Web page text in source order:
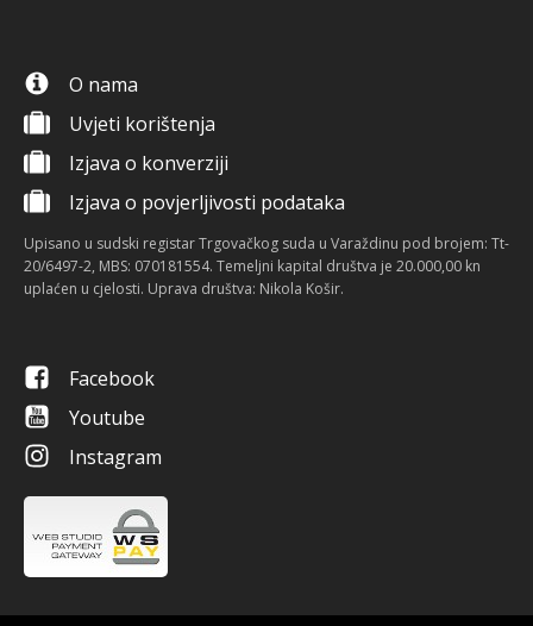
O nama
Uvjeti korištenja
Izjava o konverziji
Izjava o povjerljivosti podataka
Upisano u sudski registar Trgovačkog suda u Varaždinu pod brojem: Tt-
20/6497-2, MBS: 070181554. Temeljni kapital društva je 20.000,00 kn
uplaćen u cjelosti. Uprava društva: Nikola Košir.
Facebook
Youtube
Instagram